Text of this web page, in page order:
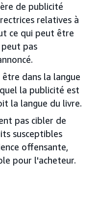
de publicité
relatives à
ce qui peut être
pas
dans la langue
la publicité est
la langue du livre.
pas cibler de
susceptibles
offensante,
pour l'acheteur.